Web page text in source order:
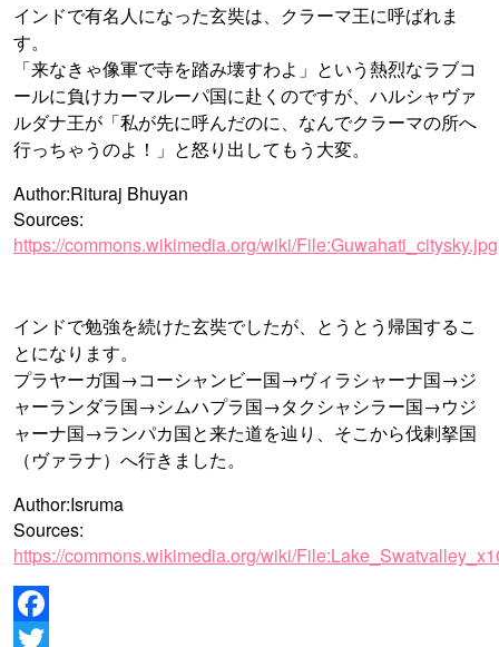
インドで有名人になった玄奘は、クラーマ王に呼ばれま
す。
「来なきゃ像軍で寺を踏み壊すわよ」という熱烈なラブコ
ールに負けカーマルーパ国に赴くのですが、ハルシャヴァ
ルダナ王が「私が先に呼んだのに、なんでクラーマの所へ
行っちゃうのよ！」と怒り出してもう大変。
Author:Rituraj Bhuyan
Sources:
https://commons.wikimedia.org/wiki/File:Guwahati_citysky.jpg
インドで勉強を続けた玄奘でしたが、とうとう帰国するこ
とになります。
プラヤーガ国→コーシャンビー国→ヴィラシャーナ国→ジ
ャーランダラ国→シムハプラ国→タクシャシラー国→ウジ
ャーナ国→ランパカ国と来た道を辿り、そこから伐剌拏国
（ヴァラナ）へ行きました。
Author:Isruma
Sources:
https://commons.wikimedia.org/wiki/
Facebook